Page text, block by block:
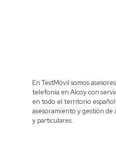
En TestMóvil somos
telefonía en Alcoy con
en todo el territorio
asesoramiento y gestión de
y particulares.